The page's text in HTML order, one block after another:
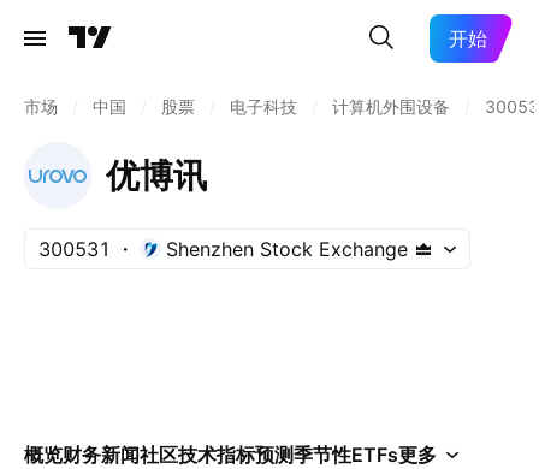
开始
市场 中国 股票 电子科技 计算机外围设备
优博讯
300531 Shenzhen Stock Exchange
概览财务新闻社区技术指标预测季节性ETFs更多